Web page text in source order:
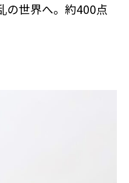
の世界へ。約400点